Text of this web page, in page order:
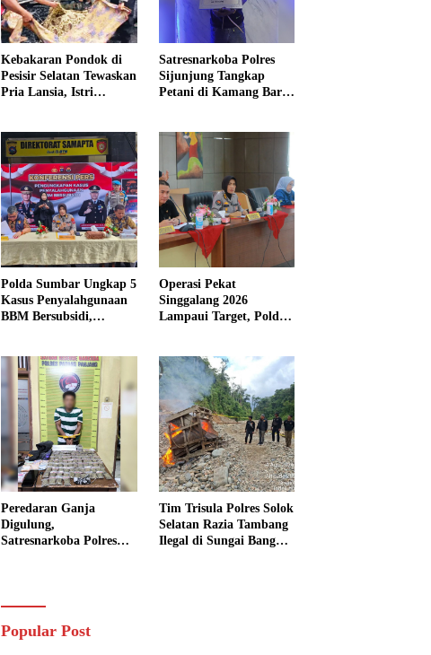
Kebakaran Pondok di
Pesisir Selatan Tewaskan
Pria Lansia, Istri
Satresnarkoba Polres
Sijunjung Tangkap
Petani di Kamang Baru,
Polda Sumbar Ungkap 5
Kasus Penyalahgunaan
BBM Bersubsidi,
Bio Solar
Operasi Pekat
Singgalang 2026
Lampaui Target, Polda
Kriminal
Peredaran Ganja
Digulung,
Satresnarkoba Polres
Datar
Tim Trisula Polres Solok
Selatan Razia Tambang
Ilegal di Sungai Bangko,
Popular Post